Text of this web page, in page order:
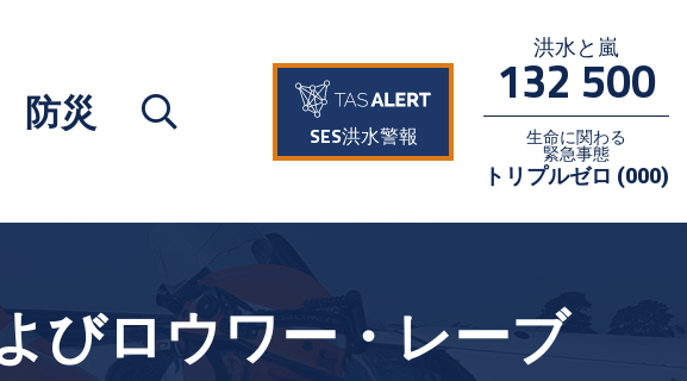
防災 SES洪水警報
洪水と嵐
132 500
生命に関わる
緊急事態
トリプルゼロ (000)
びロウワー・レーブ